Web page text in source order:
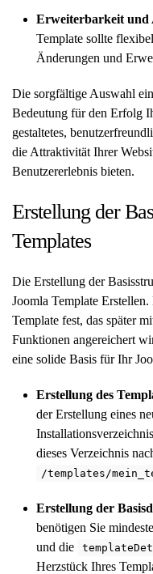
Erweiterbarkeit und
Template sollte
Änderungen und
Die sorgfältige Auswahl
Bedeutung für den Erfolg
gestaltetes,
die Attraktivität Ihrer
Benutzererlebnis bieten.
Erstellung der
Templates
Die Erstellung der
Joomla Template
Template fest, das später
Funktionen angereichert
eine solide Basis für Ihr
Erstellung des
der Erstellung eines
dieses Verzeichnis
/templates/
Erstellung der
benötigen Sie
und die
Herzstück Ihres